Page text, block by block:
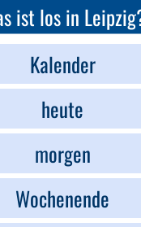
ist los in
Kalender
heute
morgen
Wochenende